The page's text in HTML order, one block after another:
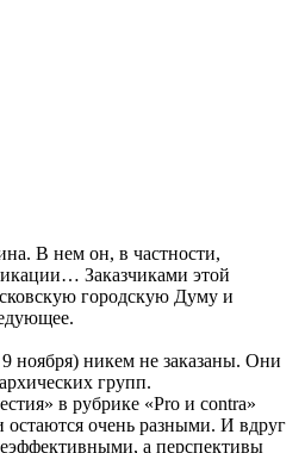
В нем он, в частности,
Заказчиками этой
городскую Думу и
ноября) никем не заказаны. Они
групп.
в рубрике «Pro и contra»
очень разными. И вдруг
а перспективы